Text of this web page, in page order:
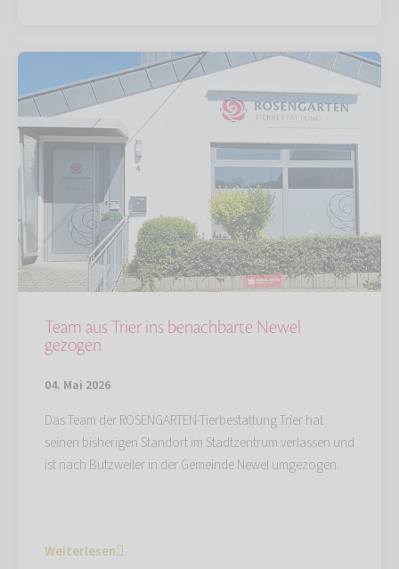
Team aus Trier ins benachbarte Newel
gezogen
04. Mai 2026
Das Team der ROSENGARTEN-Tierbestattung Trier hat
seinen bisherigen Standort im Stadtzentrum verlassen und
ist nach Butzweiler in der Gemeinde Newel umgezogen.
Weiterlesen